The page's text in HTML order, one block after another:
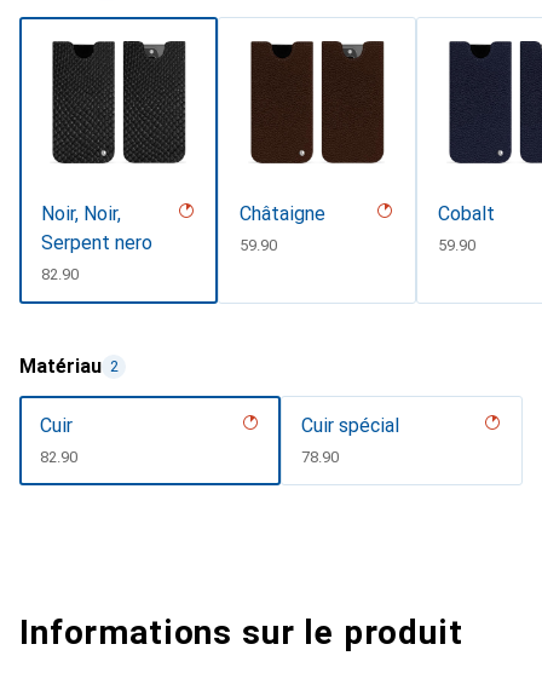
Noir, Noir,
Serpent nero
CHF
82.90
Châtaigne
CHF
59.90
Cobalt
CHF
59.90
Matériau 2
Cuir
CHF
82.90
Cuir spécial
CHF
78.90
Informations sur le produit